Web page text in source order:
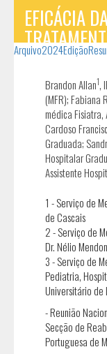
EFICÁCIA
IDIOPÁTICA
DE CASOS
Arquivo2024Edição
Brandon Allan1,
(MFR); Fabiana
médica Fisiatra,
Cardoso
Graduada;
Hospitalar
Assistente
1 - Serviço de
de Cascais
2 - Serviço de
Dr. Nélio
3 - Serviço de
Pediatria,
Universitário de
- Reunião
Secção de
Portuguesa de